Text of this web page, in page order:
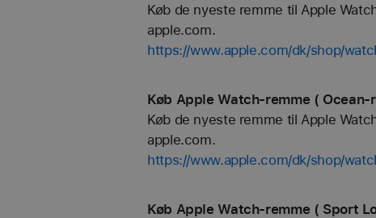
Køb de nyeste remme til Apple
apple.com.
https://www.apple.com/dk/shop/
Køb Apple Watch-remme (
Køb de nyeste remme til Apple
apple.com.
https://www.apple.com/dk/shop/
Køb Apple Watch-remme ( Sport